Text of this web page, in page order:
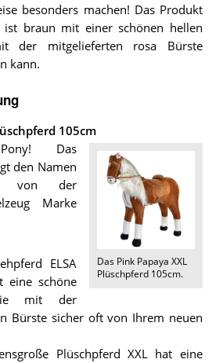
besonders machen! Das Produkt
ist braun mit einer schönen hellen
der mitgelieferten rosa Bürste
kann.
105cm
Das Pink Papaya XXL
Plüschpferd 105cm.
Das
den Namen
von der
Marke
ELSA
eine schöne
mit der
Bürste sicher oft von Ihrem neuen
Plüschpferd XXL hat eine